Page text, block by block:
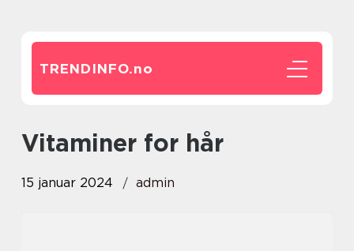
TRENDINFO.no
vitaminer for hår
15 januar 2024 admin